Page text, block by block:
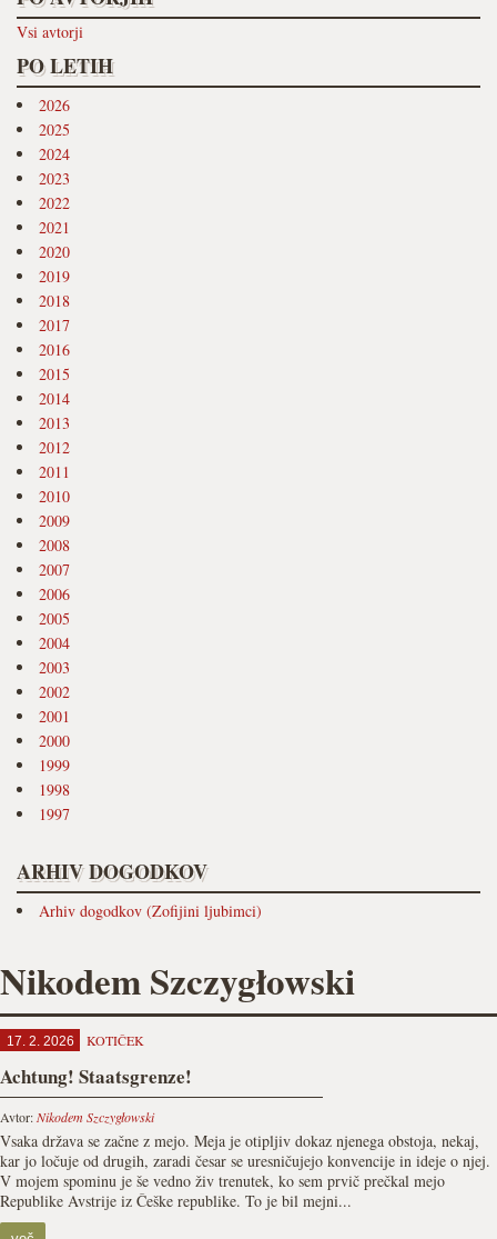
Vsi avtorji
PO LETIH
2026
2025
2024
2023
2022
2021
2020
2019
2018
2017
2016
2015
2014
2013
2012
2011
2010
2009
2008
2007
2006
2005
2004
2003
2002
2001
2000
1999
1998
1997
ARHIV DOGODKOV
Arhiv dogodkov (Zofijini ljubimci)
Nikodem Szczygłowski
17. 2. 2026 KOTIČEK
Achtung! Staatsgrenze!
Avtor:Nikodem Szczygłowski
Vsaka država se začne z mejo. Meja je otipljiv dokaz njenega obstoja, nekaj,
kar jo ločuje od drugih, zaradi česar se uresničujejo konvencije in ideje o njej.
V mojem spominu je še vedno živ trenutek, ko sem prvič prečkal mejo
Republike Avstrije iz Češke republike. To je bil mejni...